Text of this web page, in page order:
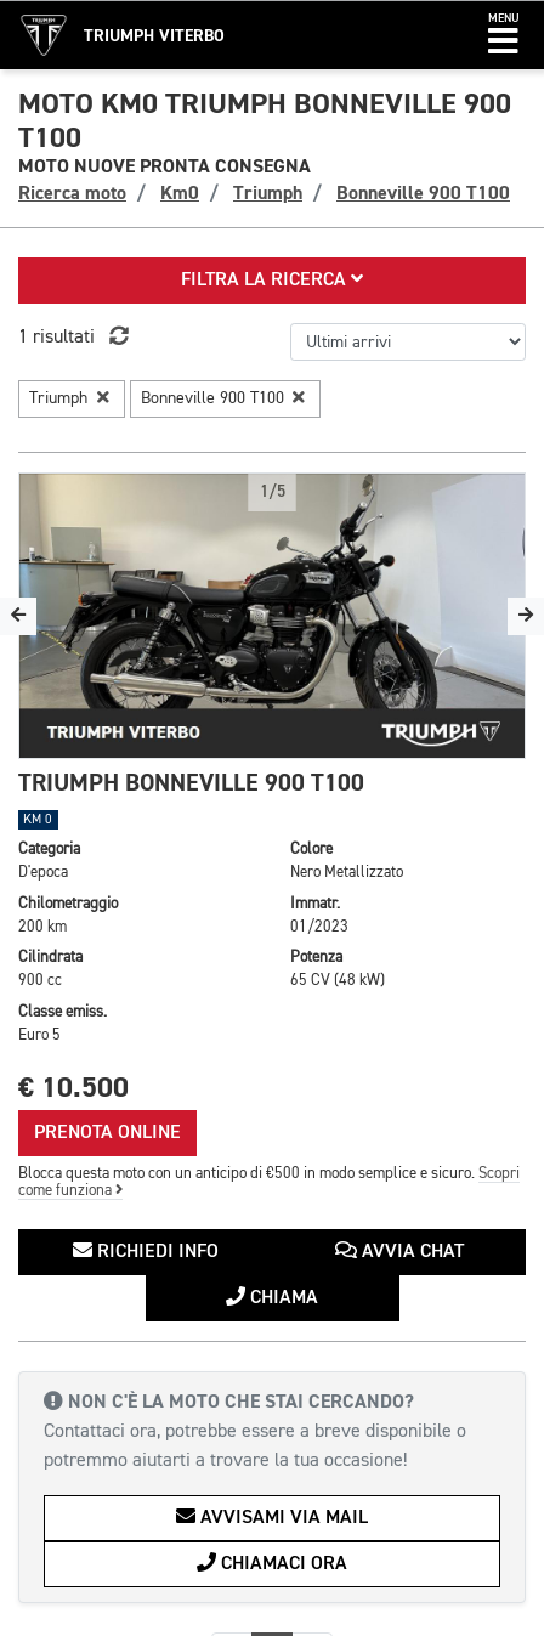
TRIUMPH VITERBO
MENU
MOTO KM0 TRIUMPH BONNEVILLE 900
T100
MOTO NUOVE PRONTA CONSEGNA
Ricerca moto
Km0 Triumph Bonneville 900 T100
FILTRA LA RICERCA
1 risultati
Triumph Bonneville 900 T100
1/5
TRIUMPH BONNEVILLE 900 T100
KM 0
Categoria
D'epoca
Colore
Nero Metallizzato
Chilometraggio
200 km
Immatr.
01/2023
Cilindrata
900 cc
Potenza
65 CV (48 kW)
Classe emiss.
Euro 5
€ 10.500
PRENOTA ONLINE
Blocca questa moto con un anticipo di €500 in modo semplice e sicuro. Scopri
come funziona
RICHIEDI INFO AVVIA CHAT
CHIAMA
NON C'È LA MOTO CHE STAI CERCANDO?
Contattaci ora, potrebbe essere a breve disponibile o
potremmo aiutarti a trovare la tua occasione!
AVVISAMI VIA MAIL
CHIAMACI ORA